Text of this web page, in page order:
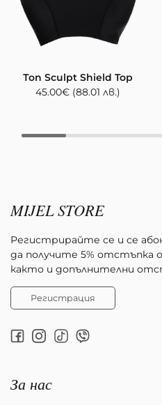
Топ Sculpt Shield Top
45.00€ (88.01 лв.)
MIJEL STORE
Регистрирайте се и се
да получите 5% отстъпка
както и допълнителни
Регистрация
За нас